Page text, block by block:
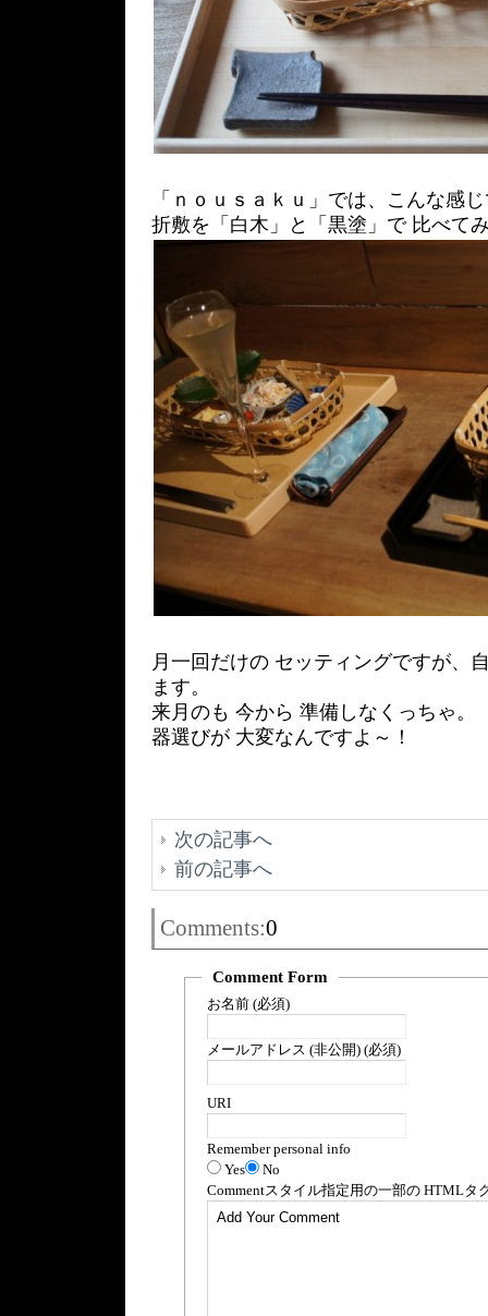
「ｎｏｕｓａｋｕ」では、こんな感
折敷を「白木」と「黒塗」で 比べて
月一回だけの セッティングですが、
ます。
来月のも 今から 準備しなくっちゃ。
器選びが 大変なんですよ～！
次の記事へ
前の記事へ
Comments:0
Comment Form
お名前 (必須)
メールアドレス (非公開) (必須)
URI
Remember personal info
Yes
No
Commentスタイル指定用の一部の HTMLタ